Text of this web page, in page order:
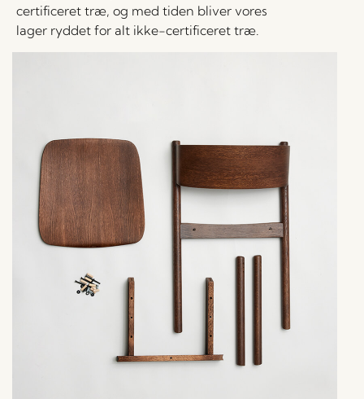
certificeret træ, og med tiden bliver vores
lager ryddet for alt ikke-certificeret træ.